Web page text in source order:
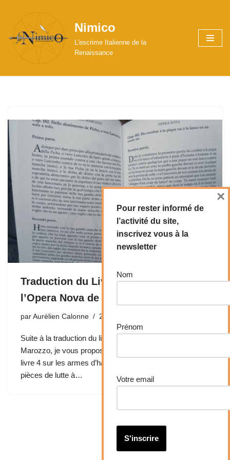
au
Nimico
L'escrime Italienne de la
Renaissance
Traduction du Livre 4 et des prises de
l’Opera Nova de Marozzo
par Aurélien Calonne 22 novembre 2017
Suite à la traduction du livre 1 de l’Opera Nova d’Achille
Marozzo, je vous propose maintenant la traduction du
livre 4 sur les armes d’hast ainsi et que de toute la
pièces de lutte à…
Pour rester informé de
l’activité du site,
inscrivez vous à la
newsletter
Nom
Prénom
Votre email
×